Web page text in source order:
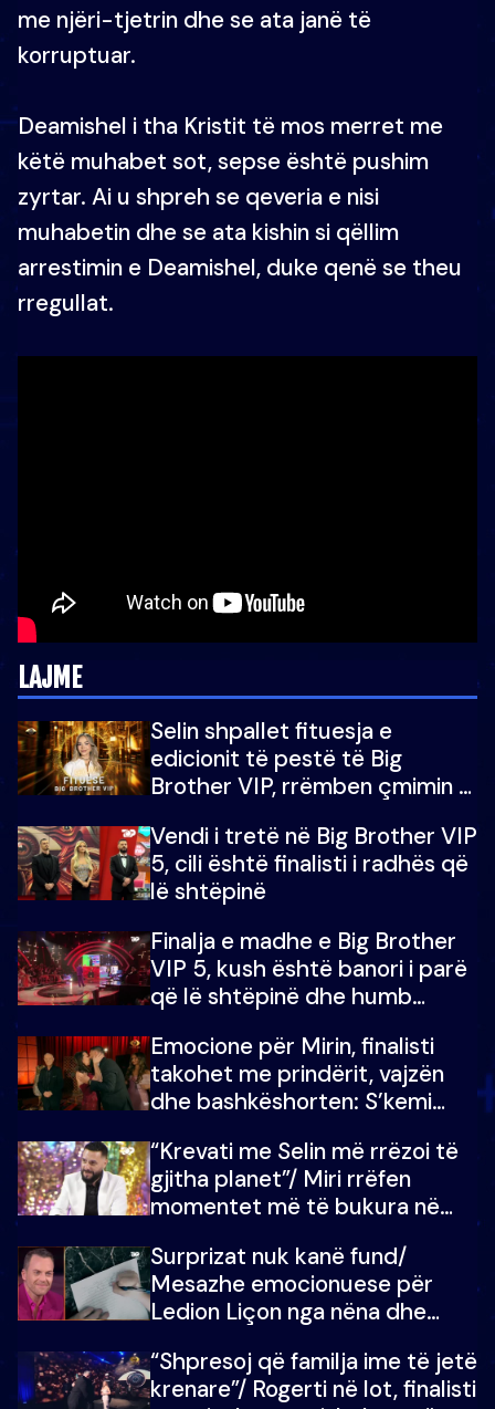
me njëri-tjetrin dhe se ata janë të
korruptuar.
Deamishel i tha Kristit të mos merret me
këtë muhabet sot, sepse është pushim
zyrtar. Ai u shpreh se qeveria e nisi
muhabetin dhe se ata kishin si qëllim
arrestimin e Deamishel, duke qenë se theu
rregullat.
LAJME
Selin shpallet fituesja e
edicionit të pestë të Big
Brother VIP, rrëmben çmimin e
Vendi i tretë në Big Brother VIP
5, cili është finalisti i radhës që
lë shtëpinë
Finalja e madhe e Big Brother
VIP 5, kush është banori i parë
që lë shtëpinë dhe humb
çmimin e madh
Emocione për Mirin, finalisti
takohet me prindërit, vajzën
dhe bashkëshorten: S’kemi
“Krevati me Selin më rrëzoi të
gjitha planet”/ Miri rrëfen
momentet më të bukura në
mungojë zilja e mëngjesit kur…
Surprizat nuk kanë fund/
Mesazhe emocionuese për
Ledion Liçon nga nëna dhe
mban dot lotët: Nuk meritoj…
“Shpresoj që familja ime të jetë
krenare”/ Rogerti në lot, finalisti